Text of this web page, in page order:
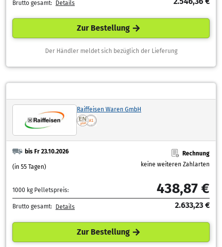
Brutto gesamt: Details
Zur Bestellung
Der Händler meldet sich bezüglich der Lieferung
Raiffeisen Waren GmbH
bis Fr 23.10.2026
(in 55 Tagen)
Rechnung
keine weiteren Zahlarten
1000 kg Pelletspreis: 438,87 €
Brutto gesamt: Details 2.633,23 €
Zur Bestellung